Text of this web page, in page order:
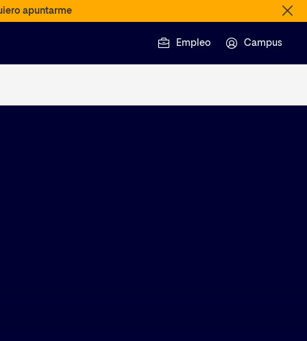
apuntarme
Empleo Campus